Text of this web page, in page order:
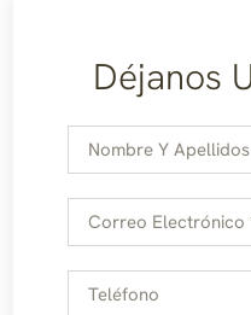
Déjanos